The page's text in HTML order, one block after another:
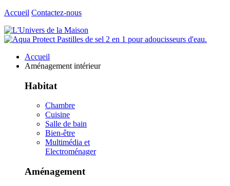
Accueil Contactez-nous
Accueil
Aménagement intérieur
Habitat
Chambre
Cuisine
Salle de bain
Bien-être
Multimédia et
Electroménager
Aménagement